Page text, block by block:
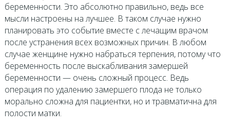
беременности. Это абсолютно правильно, ведь все
мысли настроены на лучшее. В таком случае нужно
планировать это событие вместе с лечащим врачом
после устранения всех возможных причин. В любом
случае женщине нужно набраться терпения, потому что
беременность после выскабливания замершей
беременности — очень сложный процесс. Ведь
операция по удалению замершего плода не только
морально сложна для пациентки, но и травматична для
полости матки.